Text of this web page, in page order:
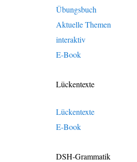
Übungsbuch
Aktuelle Themen
interaktiv
E-Book
Lückentexte
Lückentexte
E-Book
DSH-Grammatik